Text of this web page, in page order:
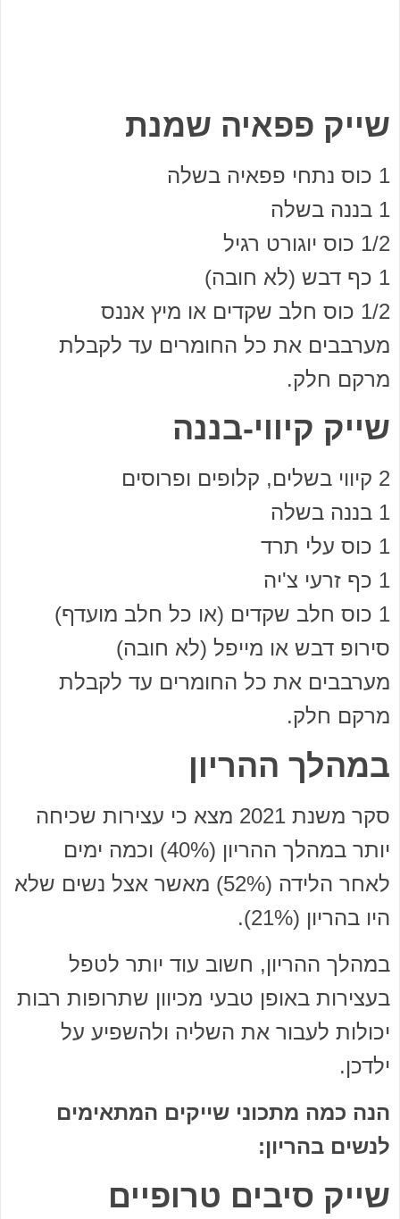
שייק פפאיה שמנת
1 כוס נתחי פפאיה בשלה
1 בננה בשלה
1/2 כוס יוגורט רגיל
1 כף דבש (לא חובה)
1/2 כוס חלב שקדים או מיץ אננס
מערבבים את כל החומרים עד לקבלת
מרקם חלק.
שייק קיווי-בננה
2 קיווי בשלים, קלופים ופרוסים
1 בננה בשלה
1 כוס עלי תרד
1 כף זרעי צ'יה
1 כוס חלב שקדים (או כל חלב מועדף)
סירופ דבש או מייפל (לא חובה)
מערבבים את כל החומרים עד לקבלת
מרקם חלק.
במהלך ההריון
סקר משנת 2021 מצא כי עצירות שכיחה
יותר במהלך ההריון (40%) וכמה ימים
לאחר הלידה (52%) מאשר אצל נשים שלא
היו בהריון (21%).
במהלך ההריון, חשוב עוד יותר לטפל
בעצירות באופן טבעי מכיוון שתרופות רבות
יכולות לעבור את השליה ולהשפיע על
ילדכן.
הנה כמה מתכוני שייקים המתאימים
לנשים בהריון:
שייק סיבים טרופיים